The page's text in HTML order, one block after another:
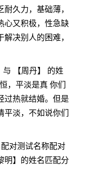
久力，基础薄，
心又积极，性急缺
决别人的困难，
【周丹】 的姓
，平淡是真 你们
过热就结婚。但是
淡，不如说你们
对测试名称配对
明】的姓名匹配分